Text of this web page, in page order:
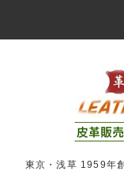
東京・浅草 1959年